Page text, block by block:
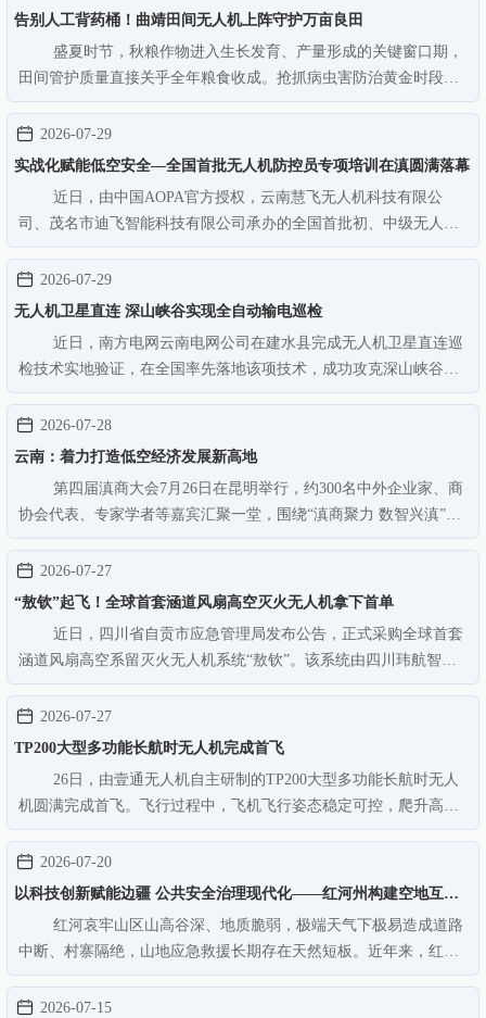
政建设全面提速。 …
告别人工背药桶！曲靖田间无人机上阵守护万亩良田
盛夏时节，秋粮作物进入生长发育、产量形成的关键窗口期，
田间管护质量直接关乎全年粮食收成。抢抓病虫害防治黄金时段，
曲靖市大面积开展无人机植保统防统治作业，以智能化、标准化、
规模化飞防模式替代传统人工管护，精准开展夏秋作物田间管理，
以科技力量夯实秋粮丰产基…
2026-07-29
实战化赋能低空安全—全国首批无人机防控员专项培训在滇圆满落幕
近日，由中国AOPA官方授权，云南慧飞无人机科技有限公
司、茂名市迪飞智能科技有限公司承办的全国首批初、中级无人驾
驶航空器防控员专项培训圆满收官。通过严格的理论与实操考核，
参训学员正式获得由中国AOPA颁发的首批初、中级无人驾驶航空器
防控员合格证书。此次培训不仅…
2026-07-29
无人机卫星直连 深山峡谷实现全自动输电巡检
近日，南方电网云南电网公司在建水县完成无人机卫星直连巡
检技术实地验证，在全国率先落地该项技术，成功攻克深山峡谷无
4G、5G信号，无地面差分定位的“双无信号区域”输电线路全自动巡
检难题，全省近4800公里深山峡谷无信号区段输电线路实现无人机
全自动巡检。此前，在双…
2026-07-28
云南：着力打造低空经济发展新高地
第四届滇商大会7月26日在昆明举行，约300名中外企业家、商
协会代表、专家学者等嘉宾汇聚一堂，围绕“滇商聚力 数智兴滇”主
题，共商合作发展。会上，低空经济成为本届大会关注热点之一，
并在“数智赋能新兴产业”招商引资政企恳谈会上被多次提及。据介
绍，云南高原山地广…
2026-07-27
“敖钦”起飞！全球首套涵道风扇高空灭火无人机拿下首单
近日，四川省自贡市应急管理局发布公告，正式采购全球首套
涵道风扇高空系留灭火无人机系统“敖钦”。该系统由四川玮航智能
装备有限公司提供，作为新型灭火装备，“敖钦”将进入实际应用阶
段。自贡市应急管理局2026年度政府单一来源采购公告部分内容截
图四川玮航智能装备是…
2026-07-27
TP200大型多功能长航时无人机完成首飞
26日，由壹通无人机自主研制的TP200大型多功能长航时无人
机圆满完成首飞。飞行过程中，飞机飞行姿态稳定可控，爬升高
度、巡航速度等均达到设计指标。TP200是国内首款按适航要求正向
研制的吨级多功能长航时民用无人机。该机型专门针对长航时高空
作业打造大展弦比上单翼布局…
2026-07-20
以科技创新赋能边疆 公共安全治理现代化——红河州构建空地互
补、平急一体空中应急保障体系的实践与思考
红河哀牢山区山高谷深、地质脆弱，极端天气下极易造成道路
中断、村寨隔绝，山地应急救援长期存在天然短板。近年来，红河
州委、州政府紧扣“337”工作思路，持续完善全域陆路交通体系，筑
牢民生安全基本盘，但受特殊地形制约，传统地面救援模式在重大
2026-07-15